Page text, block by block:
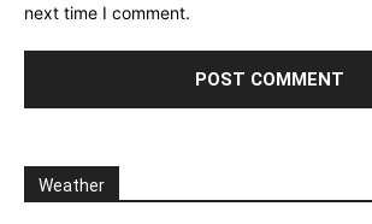
next time I comment.
Weather